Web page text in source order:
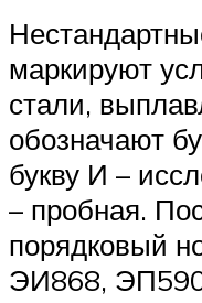
маркируют
стали,
обозначают
букву И –
– пробная.
порядковый
ЭИ868,